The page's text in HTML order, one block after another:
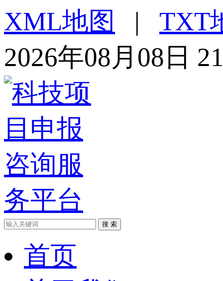
XML地图 | TXT
2026年08月08日
搜 索
首页